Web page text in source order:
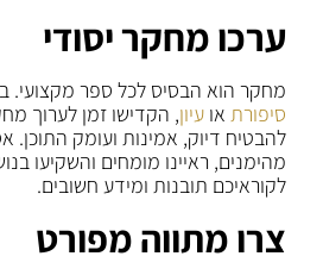
ערכו מחקר יסודי
מחקר הוא הבסיס לכל ספר מקצועי.
סיפורת אועיון, הקדישו זמן לערוך
להבטיח דיוק, אמינות ועומק התוכן.
מהימנים, ראיינו מומחים והשקיעו
לקוראיכם תובנות ומידע חשובים.
צרו מתווה מפורט